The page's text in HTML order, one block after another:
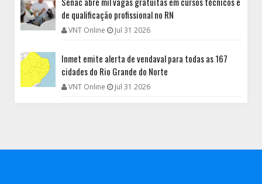
de qualificação profissional no RN
VNT Online Jul 31 2026
Inmet emite alerta de vendaval para todas as 167
cidades do Rio Grande do Norte
VNT Online Jul 31 2026